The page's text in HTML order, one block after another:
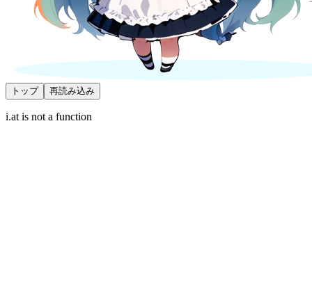
トップ 再読み込み
i.at is not a function